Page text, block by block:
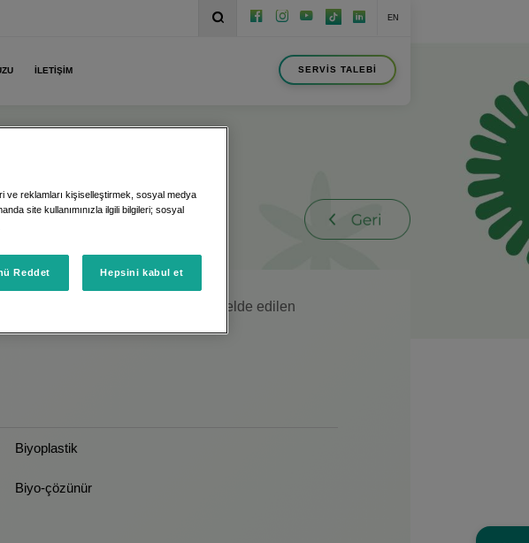
EN
İLETİŞİM SERVİS TALEBİ
zamanlar canlı olan kökenlerden elde edilen
Biyoplastik
Biyo-çözünür
ve reklamları kişiselleştirmek, sosyal medya
site kullanımınızla ilgili bilgileri; sosyal
Reddet Hepsini kabul et